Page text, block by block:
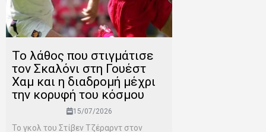
Το λάθος που στιγμάτισε
τον Σκαλόνι στη Γουέστ
Χαμ και η διαδρομή μέχρι
την κορυφή του κόσμου
15/07/2026
Το γκολ του Στίβεν Τζέραρντ στον